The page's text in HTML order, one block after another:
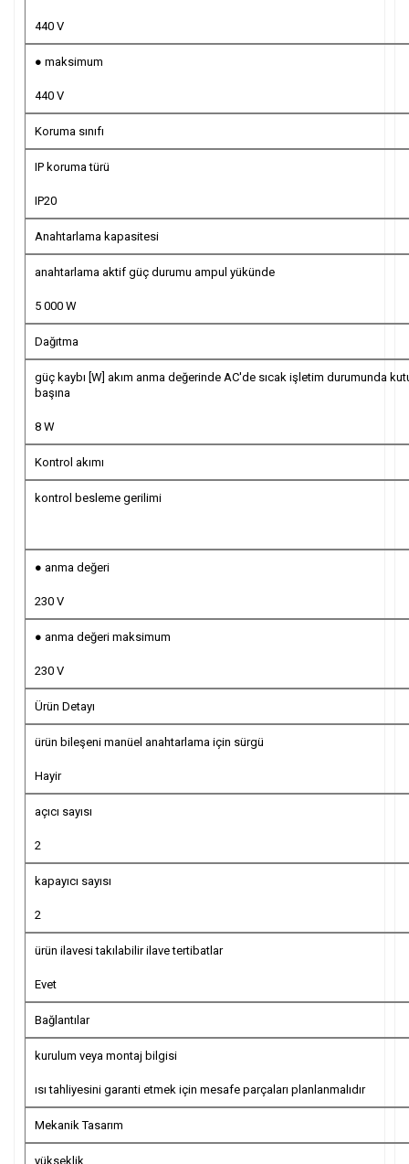
440 V
● maksimum
440 V
Koruma sınıfı
IP koruma türü
IP20
Anahtarlama kapasitesi
anahtarlama aktif güç durumu ampul yükünde
5 000 W
Dağıtma
güç kaybı [W] akım anma değerinde AC'de sıcak işletim durumunda
başına
8 W
Kontrol akımı
kontrol besleme gerilimi
● anma değeri
230 V
● anma değeri maksimum
230 V
Ürün Detayı
ürün bileşeni manüel anahtarlama için sürgü
Hayir
açıcı sayısı
2
kapayıcı sayısı
2
ürün ilavesi takılabilir ilave tertibatlar
Evet
Bağlantılar
kurulum veya montaj bilgisi
ısı tahliyesini garanti etmek için mesafe parçaları planlanmalıdır
Mekanik Tasarım
yükseklik